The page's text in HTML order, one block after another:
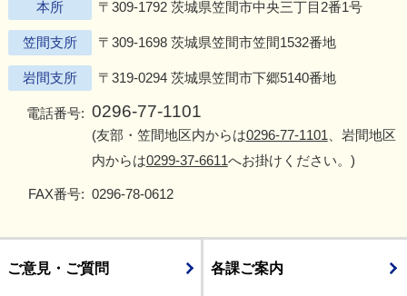
本所 〒309-1792 茨城県笠間市中央三丁目2番1号
笠間支所 〒309-1698 茨城県笠間市笠間1532番地
岩間支所 〒319-0294 茨城県笠間市下郷5140番地
電話番号: 0296-77-1101
(友部・笠間地区内からは0296-77-1101 、岩間地区
内からは0299-37-6611へお掛けください。)
FAX番号: 0296-78-0612
ご意見・ご質問 各課ご案内